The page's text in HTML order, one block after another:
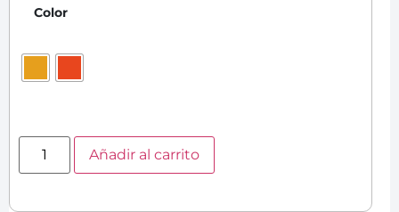
Color
Añadir al carrito